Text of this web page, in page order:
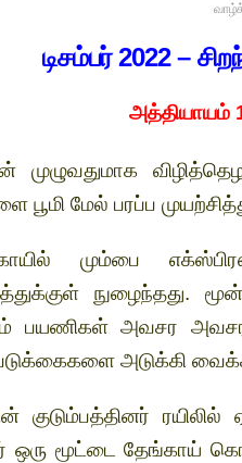
டிசம்பர் 2022 –
அத்தியாயம்
முழுவதுமாக
பூமி மேல் பரப்ப
மும்பை
நுழைந்தது.
பயணிகள் அவசர
படுக்கைகளை அடுக்கி
குடும்பத்தினர்
ஒரு மூட்டை தேங்காய்